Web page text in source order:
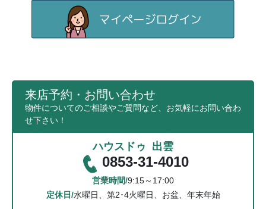
来店予約・お問い合わせ
物件についてのご相談やご質問など、お気軽にお問い合わ
せ下さい！
ハウスドゥ 出雲
0853-31-4010
営業時間/9:15～17:00
定休日/水曜日、第2･4火曜日、お盆、年末年始